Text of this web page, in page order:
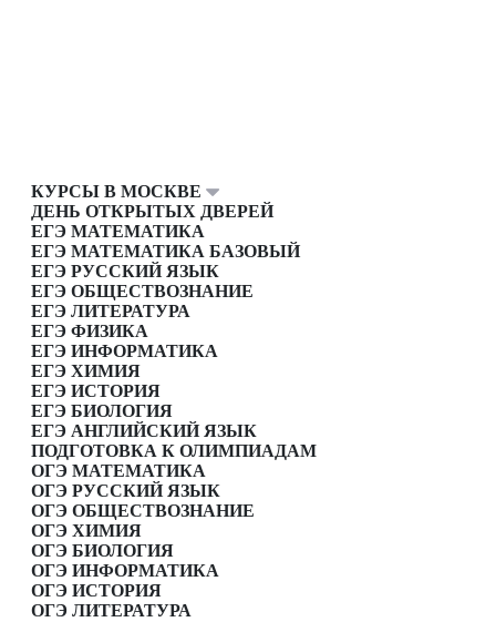
КУРСЫ В МОСКВЕ
ДЕНЬ ОТКРЫТЫХ ДВЕРЕЙ
ЕГЭ МАТЕМАТИКА
ЕГЭ МАТЕМАТИКА БАЗОВЫЙ
ЕГЭ РУССКИЙ ЯЗЫК
ЕГЭ ОБЩЕСТВОЗНАНИЕ
ЕГЭ ЛИТЕРАТУРА
ЕГЭ ФИЗИКА
ЕГЭ ИНФОРМАТИКА
ЕГЭ ХИМИЯ
ЕГЭ ИСТОРИЯ
ЕГЭ БИОЛОГИЯ
ЕГЭ АНГЛИЙСКИЙ ЯЗЫК
ПОДГОТОВКА К ОЛИМПИАДАМ
ОГЭ МАТЕМАТИКА
ОГЭ РУССКИЙ ЯЗЫК
ОГЭ ОБЩЕСТВОЗНАНИЕ
ОГЭ ХИМИЯ
ОГЭ БИОЛОГИЯ
ОГЭ ИНФОРМАТИКА
ОГЭ ИСТОРИЯ
ОГЭ ЛИТЕРАТУРА